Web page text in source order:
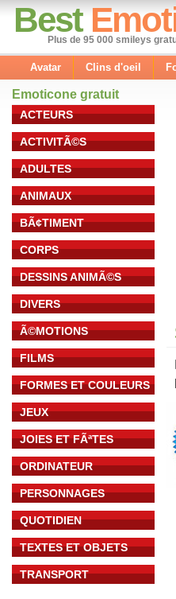
Best
Plus de 95 000 smileys
Avatar Clins d'oeil
Emoticone gratuit
ACTEURS
ACTIVITÃ©S
ADULTES
ANIMAUX
BÃ¢TIMENT
CORPS
DESSINS ANIMÃ©S
DIVERS
Ã©MOTIONS
FILMS
FORMES ET COULEURS
JEUX
JOIES ET FÃªTES
ORDINATEUR
PERSONNAGES
QUOTIDIEN
TEXTES ET OBJETS
TRANSPORT